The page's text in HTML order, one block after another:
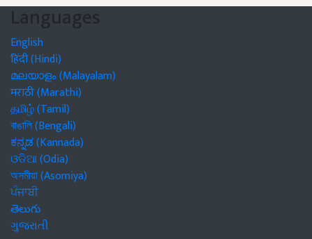
Languages
English
हिंदी (Hindi)
മലയാളം (Malayalam)
मराठी (Marathi)
தமிழ் (Tamil)
বাঙালি (Bengali)
ಕನ್ನಡ (Kannada)
ଓଡିଆ (Odia)
অসমীয়া (Asomiya)
ਪੰਜਾਬੀ
తెలుగు
ગુજરાતી